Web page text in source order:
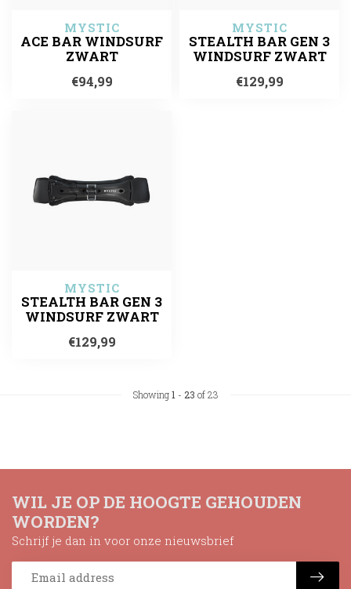
MYSTIC
ACE BAR WINDSURF
ZWART
€94,99
MYSTIC
STEALTH BAR GEN 3
WINDSURF ZWART
€129,99
MYSTIC
STEALTH BAR GEN 3
WINDSURF ZWART
€129,99
Showing1 - 23 of 23
WIL JE OP DE HOOGTE GEHOUDEN
WORDEN?
Schrijf je dan in voor onze nieuwsbrief